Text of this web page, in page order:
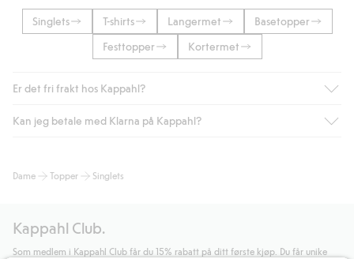
Singlets T-shirts Langermet
Basetopper
Festtopper
Kortermet
Er det fri frakt hos Kappahl?
Som medlem i Kappahl Club har du alltid gratis frakt til butikk,
automatisk etter at du har logget inn og er identifisert som
hjemlevering med Helthjem koster 49 NOK og 99 NOK for
hjemlevering med Bring uansett hvor mye du handler for.
Kan jeg betale med Klarna på Kappahl?
og andre betalingsmåter.
generelle vilkår.Les mer om Klarnas betalingsvilkår
lenke).
Dame Topper Singlets
Kappahl Club.
Som medlem i Kappahl Club får du 15% rabatt på ditt første kjøp. Du får unike